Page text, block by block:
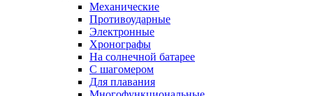
Механические
Противоударные
Электронные
Хронографы
На солнечной батарее
С шагомером
Для плавания